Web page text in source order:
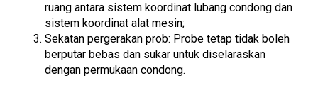
ruang antara sistem koordinat lubang condong dan
sistem koordinat alat mesin;
Sekatan pergerakan prob: Probe tetap tidak boleh
berputar bebas dan sukar untuk diselaraskan
dengan permukaan condong.